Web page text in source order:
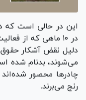
این در حالی است که
در ۱۰ ماهی که از
دلیل نقض آشکار
می‌شوند، بدنام شده
چادر‌ها محصور
رنج می‌برند.